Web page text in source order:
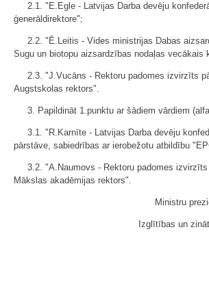
2.1. "E.Egle - Latvijas Darba devēju
ģenerāldirektore";
2.2. "Ē.Leitis - Vides ministrijas Dabas
Sugu un biotopu aizsardzības nodaļas vecākais
2.3. "J.Vucāns - Rektoru padomes izvirzīts
Augstskolas rektors".
3. Papildināt 1.punktu ar šādiem vārdiem
3.1. "R.Karnīte - Latvijas Darba devēju
pārstāve, sabiedrības ar ierobežotu atbildību
3.2. "A.Naumovs - Rektoru padomes
Mākslas akadēmijas rektors".
Ministru
Izglītības un